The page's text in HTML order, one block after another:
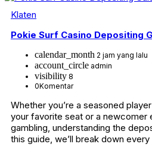
Klaten
Pokie Surf Casino Depositing
calendar_month 2 jam yang lalu
account_circle admin
visibility 8
0Komentar
Whether you’re a seasoned
your favorite seat or a newcomer
gambling, understanding the
this guide, we’ll break down